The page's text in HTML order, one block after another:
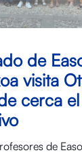
de
visita
cerca
de